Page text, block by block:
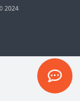
2024